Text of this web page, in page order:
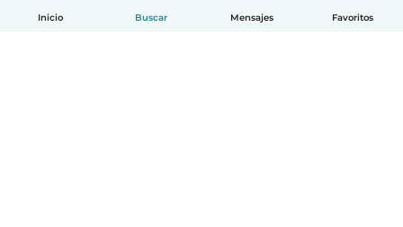
Inicio Buscar Mensajes Favoritos